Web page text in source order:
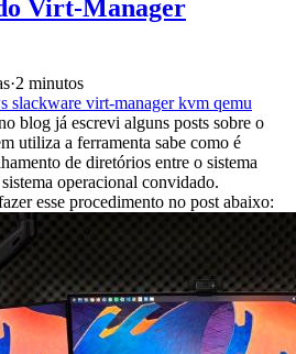
Virt-Manager
·2 minutos
slackware virt-managerkvm qemu
blog já escrevi alguns posts sobre o
utiliza a ferramenta sabe como é
de diretórios entre o sistema
operacional convidado.
esse procedimento no post abaixo: